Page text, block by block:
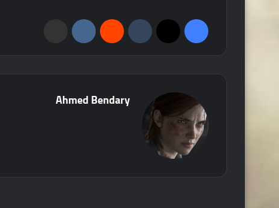
Ahmed Bendary